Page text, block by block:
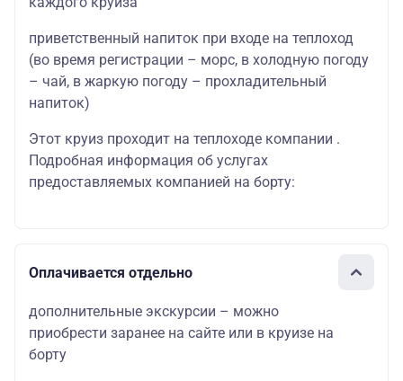
приветственный напиток при входе на теплоход
(во время регистрации – морс, в холодную погоду
– чай, в жаркую погоду – прохладительный
напиток)
Этот круиз проходит на теплоходе компании .
Подробная информация об услугах
предоставляемых компанией на борту:
Оплачивается отдельно
дополнительные экскурсии – можно
приобрести заранее на сайте или в круизе на
борту